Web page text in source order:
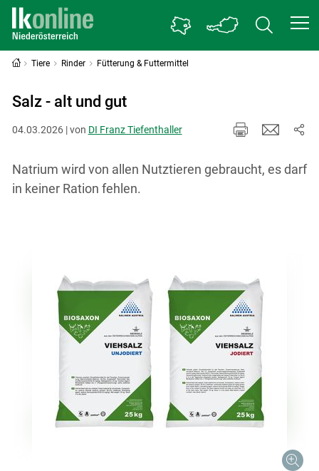
Tiere Rinder Fütterung & Futtermittel
Salz - alt und gut
04.03.2026 | von DI Franz Tiefenthaller
Natrium wird von allen Nutztieren gebraucht, es darf
in keiner Ration fehlen.